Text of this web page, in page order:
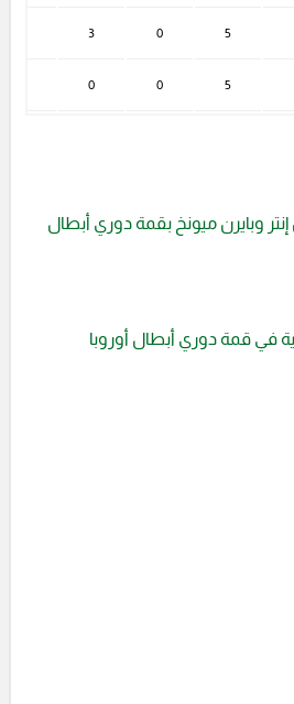
5
0
3
5
0
0
وبايرن ميونخ بقمة دوري أبطال
في قمة دوري أبطال أوروبا